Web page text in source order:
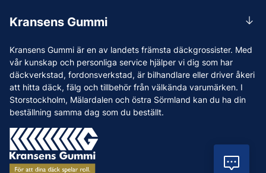
Kransens Gummi är en av landets främsta däckgrossister. Med
vår kunskap och personliga service hjälper vi dig som har
däckverkstad, fordonsverkstad, är bilhandlare eller driver åkeri
att hitta däck, fälg och tillbehör från välkända varumärken. I
Storstockholm, Mälardalen och östra Sörmland kan du ha din
beställning samma dag som du beställt.
Leverans
Reklamation & återköp
Betalning & faktura
Köpvillkor
Vanliga frågor och svar
Kransens Gummi
Vi som jobbar på Kransens Gummi
Jobba hos oss
Nyheter
Tips & Råd
Varumärken
Våra Verkstäder
Lunchstängt 12:00-12:30